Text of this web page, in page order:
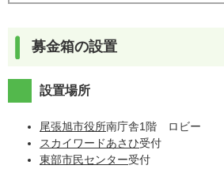
募金箱の設置
設置場所
尾張旭市役所南庁舎1階 ロビー
スカイワードあさひ受付
東部市民センター受付